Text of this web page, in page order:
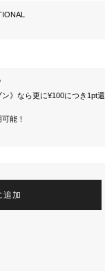
》なら更に¥100につき1pt還
能！
追加